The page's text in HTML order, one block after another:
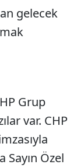
gelecek
Grup
var. CHP
Sayın Özel